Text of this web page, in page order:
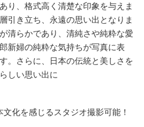
り、格式高く清楚な印象を与えま
引き立ち、永遠の思い出となりま
清らかであり、清純さや純粋な愛
新婦の純粋な気持ちが写真に表
。さらに、日本の伝統と美しさを
しい思い出に
化を感じるスタジオ撮影可能！